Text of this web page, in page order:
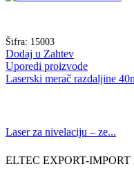
Šifra: 15003
Dodaj u Zahtev
Uporedi proizvode
Laserski merač razdaljine
Laser za nivelaciju – ze...
ELTEC EXPORT-IMPORT